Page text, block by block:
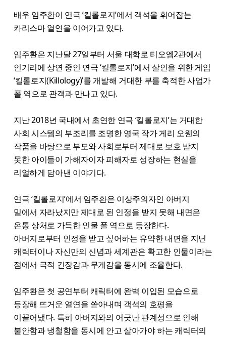
배우 임주환이 연극 ’킬롤로지’에서 객석을 휘어잡는
카리스마 열연을 이어가고 있다.
임주환은 지난달 27일부터 서울 대학로 티오엠2관에서
인기리에 상연 중인 연극 ‘킬롤로지’에서 살인을 위한 게임
‘킬롤로지(Killology)’를 개발해 거대한 부를 축적한 사업가
폴 역으로 관객과 만나고 있다.
지난 2018년 국내에서 초연한 연극 ‘킬롤로지’는 거대한
사회 시스템의 부조리를 조명한 영국 작가 게리 오웬의
작품을 바탕으로 부모와 사회로부터 제대로 보호 받지
못한 아이들이 가해자이자 피해자로 성장하는 현실을
리얼하게 담아낸 이야기다.
연극 ‘킬롤로지’에서 임주환은 이상주의자인 아버지
밑에서 자라났지만 제대로 된 인정을 받지 못해 내면은
온통 상처로 가득한 인물 폴 역으로 등장한다.
아버지로부터 인정을 받고 싶어하는 유약한 내면을 지닌
캐릭터이나 자신만의 신념과 세계관은 확고한 인물이라는
점에서 극적 긴장감과 무게감을 동시에 조율한다.
임주환은 첫 공연부터 캐릭터에 완벽 이입된 모습으로
등장해 뜨거운 열연을 쏟아내며 객석의 호평을
이끌어냈다. 특히 아버지와의 어긋난 관계성으로 인해
불안함과 냉철함을 동시에 안고 살아가야 하는 캐릭터의